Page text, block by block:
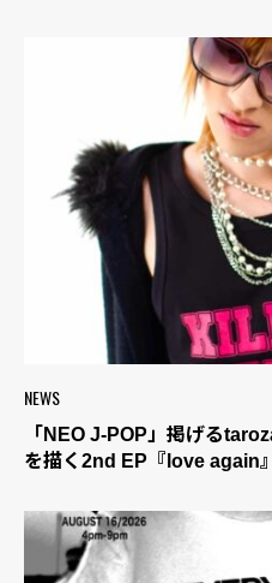
NEWS
「NEO J-POP」掲げる
を描く2nd EP『love again